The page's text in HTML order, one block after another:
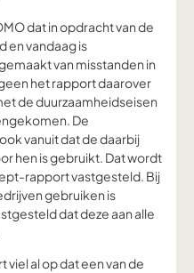
dat in opdracht van de
en vandaag is
van misstanden in
het rapport daarover
de duurzaamheidseisen
De
vanuit dat de daarbij
hen is gebruikt. Dat wordt
rapport vastgesteld. Bij
gebruiken is
dat deze aan alle
viel al op dat een van de